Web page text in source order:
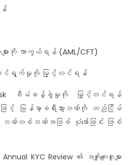
ျားကို ကာကွယ်ရန် (AML/CFT)
ဆောင်ရွက်မှုကို မြှင့်တင်ရန်
စီမံခန့်ခွဲမှုကို မြှင့်တင်ရန်
ဖြင့် မြန်မာ့ခရီးသွားဘဏ်ကို တည်ငြိမ်
ဘဏ်တစ်ဘဏ်အဖြစ် ပုံဖော်ခြင်း ဖြစ်
KYC Review ၏ အကျိုးကျေးဇူးများ